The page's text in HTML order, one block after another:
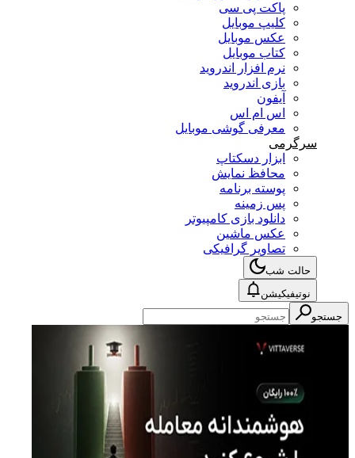
پاکت پی سی
کلیپ موبایل
عکس موبایل
کتاب موبایل
نرم افزار اندروید
بازی اندروید
آیفون
اس ام اس
معرفی گوشی موبایل
سرگرمی
ابزار دسکتاپ
محافظ نمایش
پوسته برنامه
پس زمینه
دانلود بازی کامپیوتر
عکس ماشین
تصاویر گرافیکی
حالت شب
نوتیفیکیشن
جستجو